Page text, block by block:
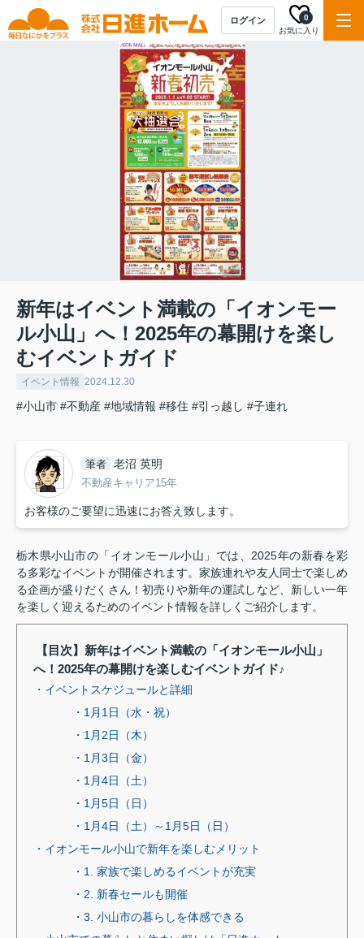
ログイン
お気に入り
0
新年はイベント満載の「イオンモー
ル小山」へ！2025年の幕開けを楽し
むイベントガイド
イベント情報 2024.12.30
#小山市 #不動産 #地域情報 #移住 #引っ越し #子連れ
筆者 老沼 英明
不動産キャリア15年
お客様のご要望に迅速にお答え致します。
栃木県小山市の「イオンモール小山」では、2025年の新春を彩
る多彩なイベントが開催されます。家族連れや友人同士で楽しめ
る企画が盛りだくさん！初売りや新年の運試しなど、新しい一年
を楽しく迎えるためのイベント情報を詳しくご紹介します。
【目次】新年はイベント満載の「イオンモール小山」
へ！2025年の幕開けを楽しむイベントガイド♪
・イベントスケジュールと詳細
・1月1日（水・祝）
・1月2日（木）
・1月3日（金）
・1月4日（土）
・1月5日（日）
・1月4日（土）～1月5日（日）
・イオンモール小山で新年を楽しむメリット
・1. 家族で楽しめるイベントが充実
・2. 新春セールも開催
・3. 小山市の暮らしを体感できる